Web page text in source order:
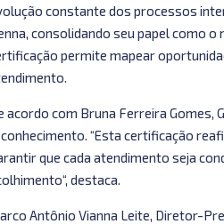
constante dos processos
consolidando seu papel como
permite mapear
acordo com Bruna Ferreira Gomes,
“Esta certificação
que cada atendimento seja
destaca.
Antônio Vianna Leite, Diretor-